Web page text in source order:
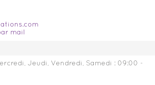
mail
Jeudi, Vendredi, Samedi : 09:00 -